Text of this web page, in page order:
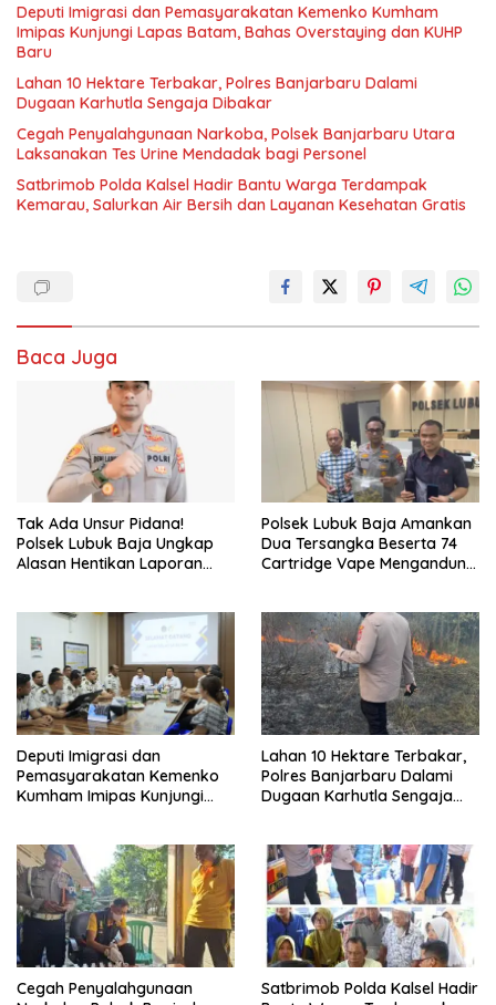
Deputi Imigrasi dan Pemasyarakatan Kemenko Kumham
Imipas Kunjungi Lapas Batam, Bahas Overstaying dan KUHP
Baru
Lahan 10 Hektare Terbakar, Polres Banjarbaru Dalami
Dugaan Karhutla Sengaja Dibakar
Cegah Penyalahgunaan Narkoba, Polsek Banjarbaru Utara
Laksanakan Tes Urine Mendadak bagi Personel
Satbrimob Polda Kalsel Hadir Bantu Warga Terdampak
Kemarau, Salurkan Air Bersih dan Layanan Kesehatan Gratis
Baca Juga
Tak Ada Unsur Pidana!
Polsek Lubuk Baja Ungkap
Alasan Hentikan Laporan
Polsek Lubuk Baja Amankan
Dua Tersangka Beserta 74
Cartridge Vape Mengandung
Deputi Imigrasi dan
Pemasyarakatan Kemenko
Kumham Imipas Kunjungi
Lahan 10 Hektare Terbakar,
Polres Banjarbaru Dalami
Dugaan Karhutla Sengaja
Cegah Penyalahgunaan
Satbrimob Polda Kalsel Hadir